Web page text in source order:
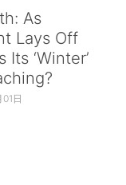
As
Lays Off
Its ‘Winter’
日